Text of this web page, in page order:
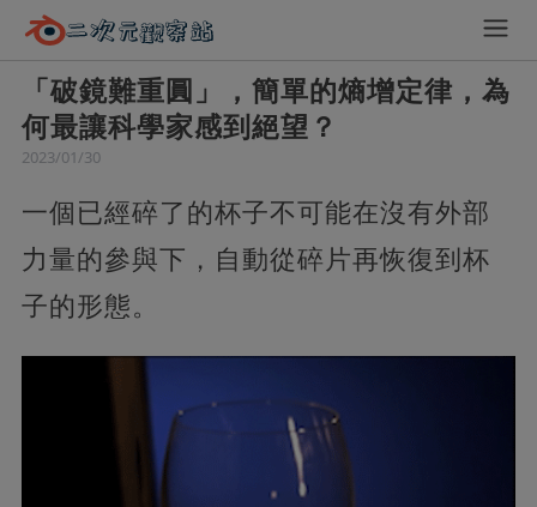
「破鏡難重圓」，簡單的熵增定律，為
何最讓科學家感到絕望？
2023/01/30
一個已經碎了的杯子不可能在沒有外部
力量的參與下，自動從碎片再恢復到杯
子的形態。